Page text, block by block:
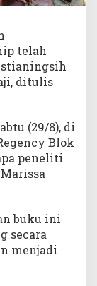
telah
ditulis
(29/8), di
Blok
peneliti
buku ini
secara
menjadi